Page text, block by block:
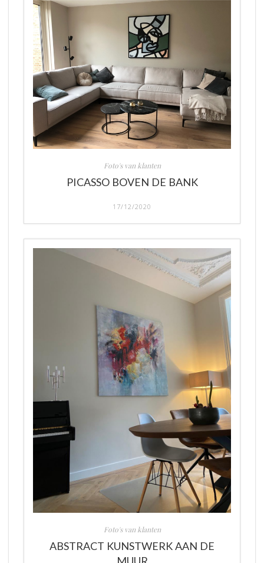
Foto's van klanten
PICASSO BOVEN DE BANK
17/12/2020
Foto's van klanten
ABSTRACT KUNSTWERK AAN DE